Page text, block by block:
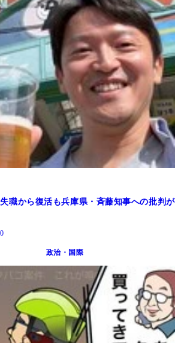
職から復活も兵庫県・斉藤知事への批判が
政治・国際